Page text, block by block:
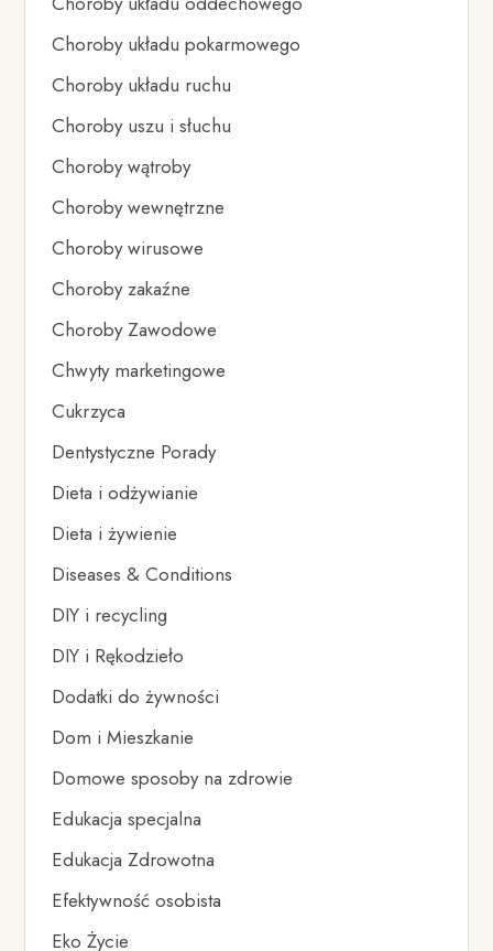
Choroby układu pokarmowego
Choroby układu ruchu
Choroby uszu i słuchu
Choroby wątroby
Choroby wewnętrzne
Choroby wirusowe
Choroby zakaźne
Choroby Zawodowe
Chwyty marketingowe
Cukrzyca
Dentystyczne Porady
Dieta i odżywianie
Dieta i żywienie
Diseases & Conditions
DIY i recycling
DIY i Rękodzieło
Dodatki do żywności
Dom i Mieszkanie
Domowe sposoby na zdrowie
Edukacja specjalna
Edukacja Zdrowotna
Efektywność osobista
Eko Życie